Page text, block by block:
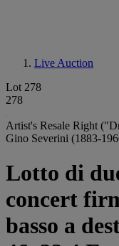
Live Auction
Lot 278
278
Artist's Resale Right
Gino Severini (1883-
Lotto di
concert
basso a